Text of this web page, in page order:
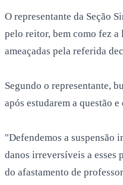
O representante da Seção
pelo reitor, bem como fez a
ameaçadas pela referida
Segundo o representante,
após estudarem a questão
"Defendemos a suspensão
danos irreversíveis a esses
do afastamento de